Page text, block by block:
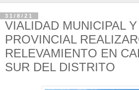
31/8/21
VIALIDAD MUNICIPAL
PROVINCIAL
RELEVAMIENTO EN
SUR DEL DISTRITO